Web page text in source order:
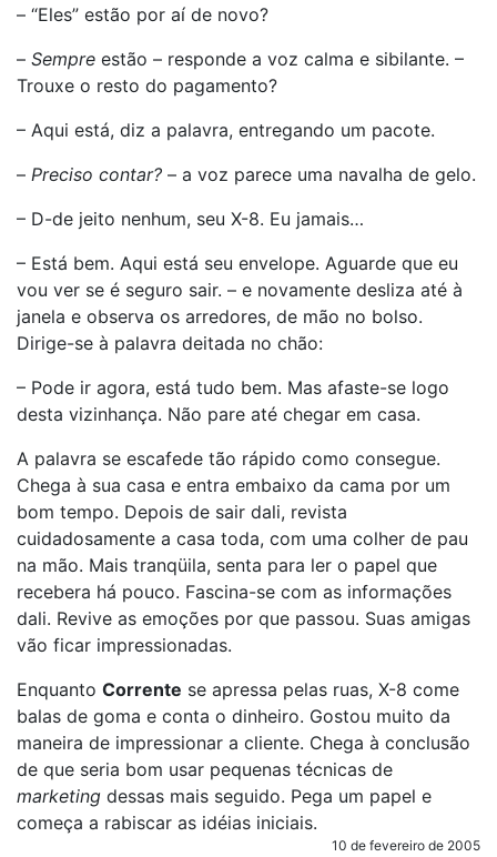
– “Eles” estão por aí de novo?
– Sempre estão – responde a voz calma e sibilante. –
Trouxe o resto do pagamento?
– Aqui está, diz a palavra, entregando um pacote.
– Preciso contar? – a voz parece uma navalha de gelo.
– D-de jeito nenhum, seu X-8. Eu jamais…
– Está bem. Aqui está seu envelope. Aguarde que eu
vou ver se é seguro sair. – e novamente desliza até à
janela e observa os arredores, de mão no bolso.
Dirige-se à palavra deitada no chão:
– Pode ir agora, está tudo bem. Mas afaste-se logo
desta vizinhança. Não pare até chegar em casa.
A palavra se escafede tão rápido como consegue.
Chega à sua casa e entra embaixo da cama por um
bom tempo. Depois de sair dali, revista
cuidadosamente a casa toda, com uma colher de pau
na mão. Mais tranqüila, senta para ler o papel que
recebera há pouco. Fascina-se com as informações
dali. Revive as emoções por que passou. Suas amigas
vão ficar impressionadas.
Enquanto Corrente se apressa pelas ruas, X-8 come
balas de goma e conta o dinheiro. Gostou muito da
maneira de impressionar a cliente. Chega à conclusão
de que seria bom usar pequenas técnicas de
marketing dessas mais seguido. Pega um papel e
começa a rabiscar as idéias iniciais.
10 de fevereiro de 2005